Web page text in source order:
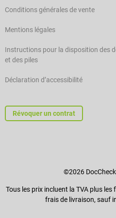
Conditions générales de vente
Mentions légales
Instructions pour la disposition des
et des piles
Déclaration d’accessibilité
Révoquer un contrat
©2026
Tous les prix incluent la TVA plus les
frais de livraison, sauf